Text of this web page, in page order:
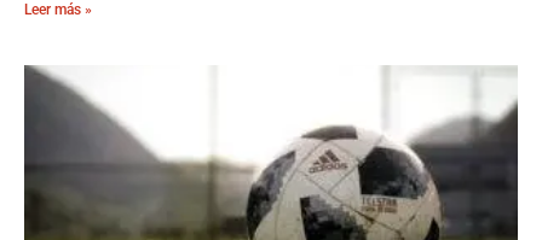
Leer más »